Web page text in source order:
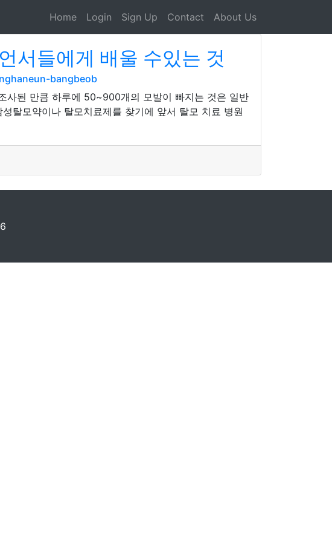
Home Login Sign Up Contact About Us
서들에게 배울 수있는 것
bangbeob
사된 만큼 하루에 50~900개의 모발이 빠지는 것은 일반
탈모약이나 탈모치료제를 찾기에 앞서 탈모 치료 병원